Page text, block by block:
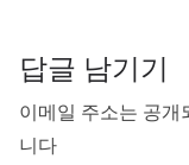
답글 남기기
이메일 주소는 공개
니다